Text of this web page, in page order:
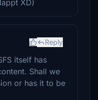
XD)
Reply
itself has
Shall we
or has it to be